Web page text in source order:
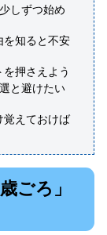
しずつ始め
を知ると不安
押さえよう
と避けたい
覚えておけば
ごろ」